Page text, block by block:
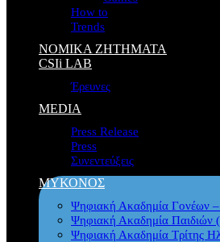
How to
Trends
ΝΟΜΙΚΑ ΖΗΤΗΜΑΤΑ
CSIi LAB
Έρευνες
MEDIA
Press Release
Press
Συνεντεύξεις
ΜΥΚΟΝΟΣ
Ψηφιακή Ακαδημία Γονέων
Ψηφιακή Ακαδημία Παιδιών
Ψηφιακή Ακαδημία Τρίτης